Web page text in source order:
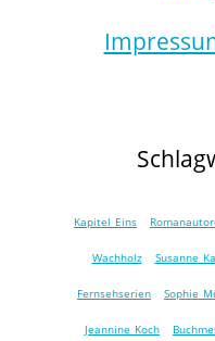
Kapitel Eins
Wachholz Susanne
Fernsehserien Sophie
Jeannine Koch